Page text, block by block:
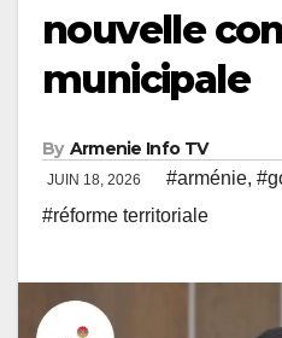
nouvelle
municipale
By Armenie Info TV
JUIN 18, 2026 #arménie,
#réforme territoriale